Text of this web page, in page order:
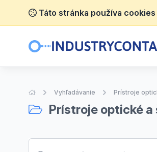
Táto stránka používa
Úvodná stránka
Vyhľadávanie Prístroje
Prístroje optické a